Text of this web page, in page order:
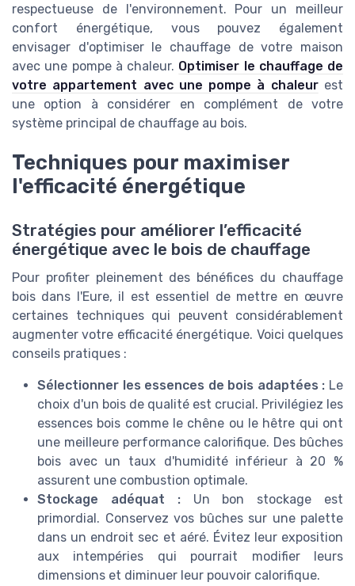
respectueuse de l'environnement. Pour un meilleur
confort énergétique, vous pouvez également
envisager d'optimiser le chauffage de votre maison
avec une pompe à chaleur. Optimiser le chauffage de
votre appartement avec une pompe à chaleurest
une option à considérer en complément de votre
système principal de chauffage au bois.
Techniques pour maximiser
l'efficacité énergétique
Stratégies pour améliorer l’efficacité
énergétique avec le bois de chauffage
Pour profiter pleinement des bénéfices du chauffage
bois dans l'Eure, il est essentiel de mettre en œuvre
certaines techniques qui peuvent considérablement
augmenter votre efficacité énergétique. Voici quelques
conseils pratiques :
Sélectionner les essences de bois adaptées : Le
choix d'un bois de qualité est crucial. Privilégiez les
essences bois comme le chêne ou le hêtre qui ont
une meilleure performance calorifique. Des bûches
bois avec un taux d'humidité inférieur à 20 %
assurent une combustion optimale.
Stockage adéquat :Un bon stockage est
primordial. Conservez vos bûches sur une palette
dans un endroit sec et aéré. Évitez leur exposition
aux intempéries qui pourrait modifier leurs
dimensions et diminuer leur pouvoir calorifique.